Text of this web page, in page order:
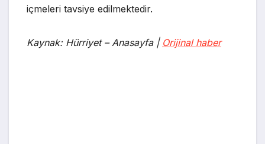
içmeleri tavsiye edilmektedir.
Kaynak: Hürriyet – Anasayfa | Orijinal haber